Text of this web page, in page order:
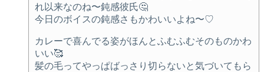
れ以来なのね〜鈍感彼氏🤔
今日のボイスの鈍感さもかわいいよね〜♡
カレーで喜んでる姿がほんとふむふむそのものかわ
いい🥰
髪の毛ってやっぱばっさり切らないと気づいてもら